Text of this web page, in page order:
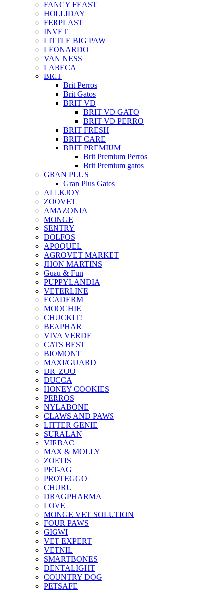
FANCY FEAST
HOLLIDAY
FERPLAST
INVET
LITTLE BIG PAW
LEONARDO
VAN NESS
LABECA
BRIT
Brit Perros
Brit Gatos
BRIT VD
BRIT VD GATO
BRIT VD PERRO
BRIT FRESH
BRIT CARE
BRIT PREMIUM
Brit Premium Perros
Brit Premium gatos
GRAN PLUS
Gran Plus Gatos
ALLKJOY
ZOOVET
AMAZONIA
MONGE
SENTRY
DOLFOS
APOQUEL
AGROVET MARKET
JHON MARTINS
Guau & Fun
PUPPYLANDIA
VETERLINE
ECADERM
MOOCHIE
CHUCKIT!
BEAPHAR
VIVA VERDE
CATS BEST
BIOMONT
MAXI/GUARD
DR. ZOO
DUCCA
HONEY COOKIES
PERROS
NYLABONE
CLAWS AND PAWS
LITTER GENIE
SURALAN
VIRBAC
MAX & MOLLY
ZOETIS
PET-AG
PROTEGGO
CHURU
DRAGPHARMA
LOVE
MONGE VET SOLUTION
FOUR PAWS
GIGWI
VET EXPERT
VETNIL
SMARTBONES
DENTALIGHT
COUNTRY DOG
PETSAFE